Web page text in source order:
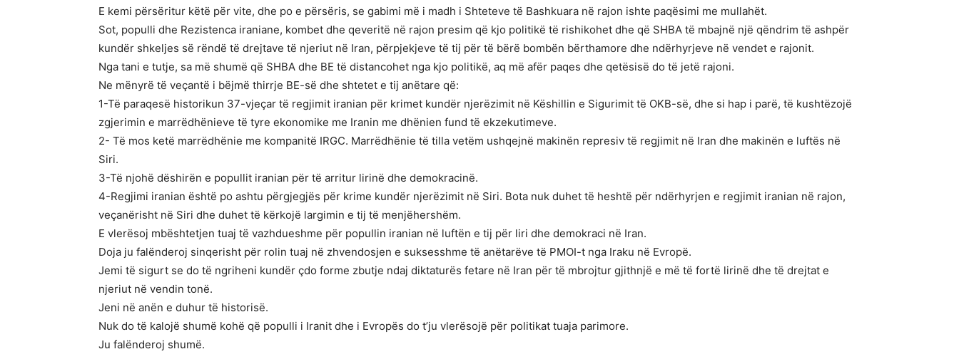
E kemi përsëritur këtë për vite, dhe po e përsëris, se gabimi më i madh i Shteteve të Bashkuara në rajon ishte paqësimi me mullahët.
Sot, populli dhe Rezistenca iraniane, kombet dhe qeveritë në rajon presim që kjo politikë të rishikohet dhe që SHBA të mbajnë një qëndrim të ashpër
kundër shkeljes së rëndë të drejtave të njeriut në Iran, përpjekjeve të tij për të bërë bombën bërthamore dhe ndërhyrjeve në vendet e rajonit.
Nga tani e tutje, sa më shumë që SHBA dhe BE të distancohet nga kjo politikë, aq më afër paqes dhe qetësisë do të jetë rajoni.
Ne mënyrë të veçantë i bëjmë thirrje BE-së dhe shtetet e tij anëtare që:
1-Të paraqesë historikun 37-vjeçar të regjimit iranian për krimet kundër njerëzimit në Këshillin e Sigurimit të OKB-së, dhe si hap i parë, të kushtëzojë
zgjerimin e marrëdhënieve të tyre ekonomike me Iranin me dhënien fund të ekzekutimeve.
2- Të mos ketë marrëdhënie me kompanitë IRGC. Marrëdhënie të tilla vetëm ushqejnë makinën represiv të regjimit në Iran dhe makinën e luftës në
Siri.
3-Të njohë dëshirën e popullit iranian për të arritur lirinë dhe demokracinë.
4-Regjimi iranian është po ashtu përgjegjës për krime kundër njerëzimit në Siri. Bota nuk duhet të heshtë për ndërhyrjen e regjimit iranian në rajon,
veçanërisht në Siri dhe duhet të kërkojë largimin e tij të menjëhershëm.
E vlerësoj mbështetjen tuaj të vazhdueshme për popullin iranian në luftën e tij për liri dhe demokraci në Iran.
Doja ju falënderoj sinqerisht për rolin tuaj në zhvendosjen e suksesshme të anëtarëve të PMOI-t nga Iraku në Evropë.
Jemi të sigurt se do të ngriheni kundër çdo forme zbutje ndaj diktaturës fetare në Iran për të mbrojtur gjithnjë e më të fortë lirinë dhe të drejtat e
njeriut në vendin tonë.
Jeni në anën e duhur të historisë.
Nuk do të kalojë shumë kohë që populli i Iranit dhe i Evropës do t’ju vlerësojë për politikat tuaja parimore.
Ju falënderoj shumë.